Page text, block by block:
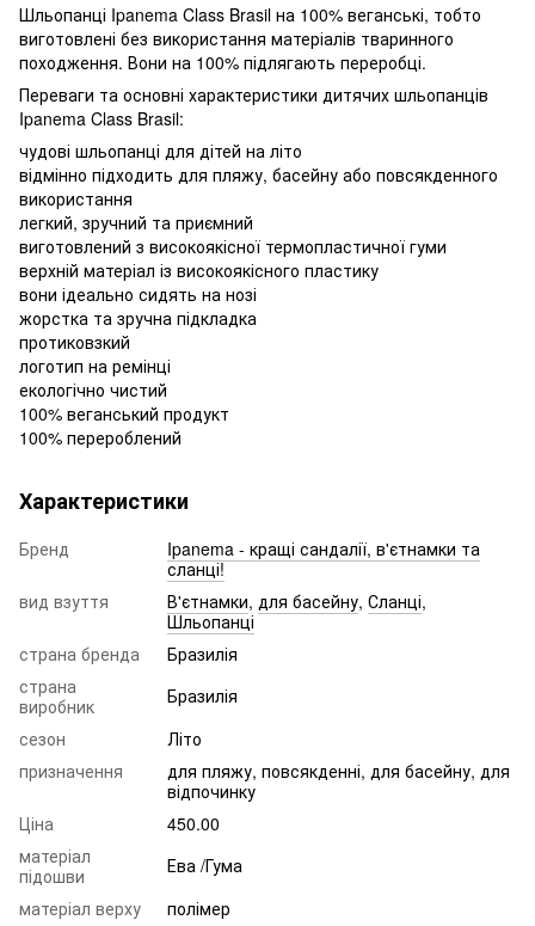
Шльопанці Ipanema Class Brasil на 100% веганські, тобто
виготовлені без використання матеріалів тваринного
походження. Вони на 100% підлягають переробці.
Переваги та основні характеристики дитячих шльопанців
Ipanema Class Brasil:
чудові шльопанці для дітей на літо
відмінно підходить для пляжу, басейну або повсякденного
використання
легкий, зручний та приємний
виготовлений з високоякісної термопластичної гуми
верхній матеріал із високоякісного пластику
вони ідеально сидять на нозі
жорстка та зручна підкладка
протиковзкий
логотип на ремінці
екологічно чистий
100% веганський продукт
100% перероблений
Характеристики
Бренд
Ipanema - кращі сандалії, в'єтнамки та
сланці!
вид взуття
В'єтнамки, для басейну, Сланці,
Шльопанці
страна бренда
Бразилія
страна
виробник
Бразилія
сезон
Літо
призначення
для пляжу, повсякденні, для басейну, для
відпочинку
Ціна
450.00
матеріал
підошви
Ева /Гума
матеріал верху
полімер